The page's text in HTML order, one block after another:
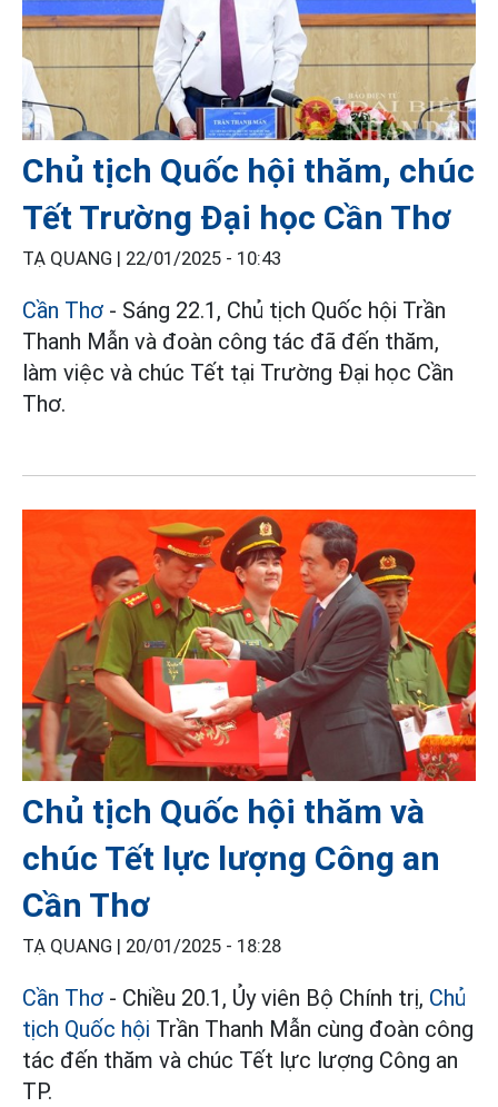
Chủ tịch Quốc hội thăm, chúc
Tết Trường Đại học Cần Thơ
TẠ QUANG | 22/01/2025 - 10:43
Cần Thơ - Sáng 22.1, Chủ tịch Quốc hội Trần
Thanh Mẫn và đoàn công tác đã đến thăm,
làm việc và chúc Tết tại Trường Đại học Cần
Thơ.
Chủ tịch Quốc hội thăm và
chúc Tết lực lượng Công an
Cần Thơ
TẠ QUANG | 20/01/2025 - 18:28
Cần Thơ - Chiều 20.1, Ủy viên Bộ Chính trị, Chủ
tịch Quốc hội Trần Thanh Mẫn cùng đoàn công
tác đến thăm và chúc Tết lực lượng Công an
TP.